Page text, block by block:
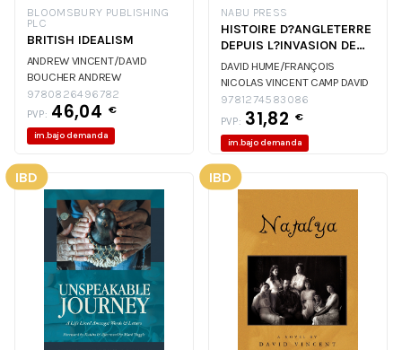
BLOOMSBURY PUBLISHING
PLC
BRITISH IDEALISM
ANDREW VINCENT/DAVID
BOUCHER ANDREW
VINCENT/DAVID BOUCHER
9780826496782
PVP: 46,04 €
im.bajo demanda
NABU PRESS
HISTOIRE D?ANGLETERRE
DEPUIS L?INVASION DE
JULES CESAR JUSQ?
DAVID HUME/FRANÇOIS
NICOLAS VINCENT CAMP DAVID
HUME/FRANÇOIS NICOLAS
VINCENT CAMP
9781274583086
PVP: 31,82 €
im.bajo demanda
IBD IBD